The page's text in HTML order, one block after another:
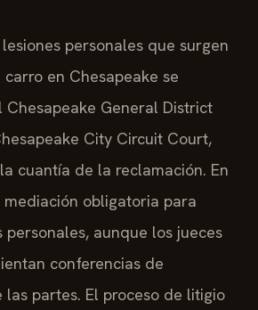
personales que surgen
en Chesapeake se
Chesapeake General District
City Circuit Court,
cuantía de la reclamación. En
obligatoria para
personales, aunque los jueces
conferencias de
las partes. El proceso de litigio